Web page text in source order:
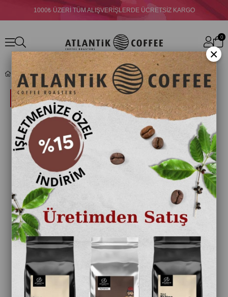
1000₺ ÜZERİ TÜM ALIŞVERİŞLERDE ÜCRETSİZ KARGO
0
Fo Karamel Şurup 700 ml
×